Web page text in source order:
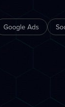
Google Ads